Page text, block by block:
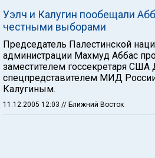
Уэлч и Калугин пообещали
честными выборами
Председатель Палестинской
администрации Махмуд Аббас
заместителем госсекретаря
спецпредставителем МИД
Калугиным.
11.12.2005 12:03 // Ближний Восток